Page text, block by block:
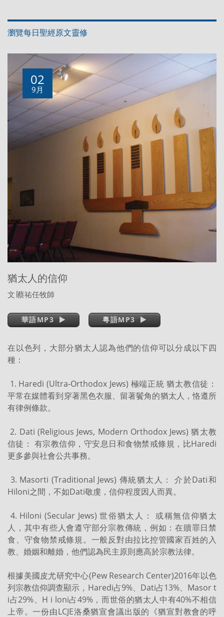
瀏覽每日聖經原文靈修
猶太人的信仰
文 ∣蔡祐任牧師
02
9月
華語MP3 粵語MP3
在以色列，大部分猶太人認為他們的信仰可以分成以下四
種：
1. Haredi (Ultra-Orthodox Jews) 極端正統 猶太教信徒：
平常在媒體看到穿著黑色衣服、留著鬢角的猶太人，恪遵所
有律例條款。
2. Dati (Religious Jews, Modern Orthodox Jews) 猶太教
信徒： 有宗教信仰，守安息日和食物禁戒條規，比Haredi
更多參與社會公共事務。
3. Masorti (Traditional Jews) 傳統猶太人： 介於Dati和
Hiloni之間，不如Dati敬虔，信仰程度因人而異。
4. Hiloni (Secular Jews) 世俗猶太人： 或稱無信仰猶太
人，其中有些人會遵守部分宗教傳統，例如：在贖罪日禁
食、守食物禁戒條規。一般反對由拉比控管國家百姓的入
教、婚姻和離婚，他們認為民主原則應高於宗教法律。
根據美國皮尤研究中心(Pew Research Center)2016年以色
列宗教信仰調查顯示，Haredi占9%、Dati占13%、Masor t
i占29%、H i loni占49%，而世俗的猶太人中有40%不相信
上帝。一份由LCJE洛桑猶宣會議出版的《猶宣對教會的呼